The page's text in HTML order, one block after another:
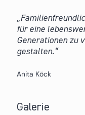
für eine
Generationen zu
gestalten.
Anita Köck
Galerie